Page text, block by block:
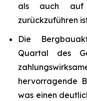
als auch auf
zurückzuführen
Die
Quartal des
hervorragende
was einen